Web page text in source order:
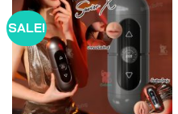
SALE!